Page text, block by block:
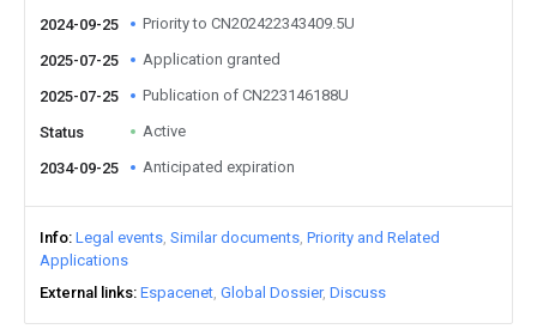
2024-09-25
Priority to CN202422343409.5U
2025-07-25 Application granted
2025-07-25 Publication of CN223146188U
Status Active
2034-09-25 Anticipated expiration
Info Legal events Similar documents Priority and Related
Applications
External links Espacenet Global Dossier Discuss